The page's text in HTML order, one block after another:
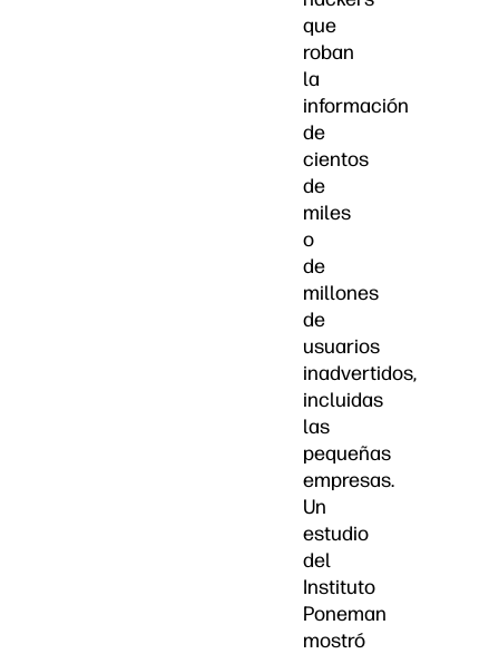
que
roban
la
información
de
cientos
de
miles
o
de
millones
de
usuarios
inadvertidos,
incluidas
las
pequeñas
empresas.
Un
estudio
del
Instituto
Poneman
mostró